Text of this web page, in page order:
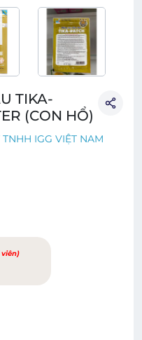
TIKA-
(CON HỔ)
TNHH IGG VIỆT NAM
viên)